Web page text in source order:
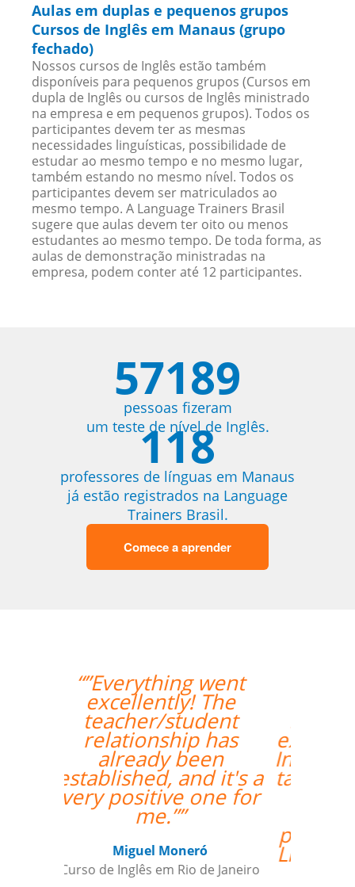
Aulas em duplas e pequenos grupos
Cursos de Inglês em Manaus (grupo
fechado)
Nossos cursos de Inglês estão também
disponíveis para pequenos grupos (Cursos em
dupla de Inglês ou cursos de Inglês ministrado
na empresa e em pequenos grupos). Todos os
participantes devem ter as mesmas
necessidades linguísticas, possibilidade de
estudar ao mesmo tempo e no mesmo lugar,
também estando no mesmo nível. Todos os
participantes devem ser matriculados ao
mesmo tempo. A Language Trainers Brasil
sugere que aulas devem ter oito ou menos
estudantes ao mesmo tempo. De toda forma, as
aulas de demonstração ministradas na
empresa, podem conter até 12 participantes.
57189
pessoas fizeram
um teste de nível de Inglês.
118
professores de línguas em Manaus
já estão registrados na Language
Trainers Brasil.
Comece a aprender
“”Lila está
absolutamente
satisfeita por ter um
excelente professor de
Inglês! Pontos positivos
também para a seleção
de alguém que fala
fluentemente russo
para ajudai ainda mais
Lila, para aquelas raras
ocasiões em que a